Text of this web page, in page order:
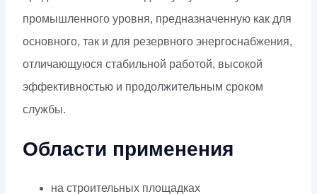
промышленного уровня, предназначенную как для
основного, так и для резервного энергоснабжения,
отличающуюся стабильной работой, высокой
эффективностью и продолжительным сроком
службы.
Области применения
на строительных площадках